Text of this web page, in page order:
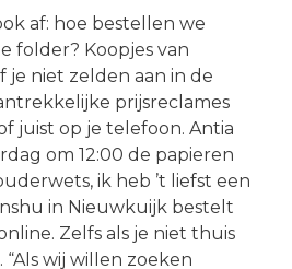
af: hoe bestellen we
folder? Koopjes van
je niet zelden aan in de
prijsreclames
juist op je telefoon. Antia
om 12:00 de papieren
ik heb ’t liefst een
in Nieuwkuijk bestelt
Zelfs als je niet thuis
wij willen zoeken